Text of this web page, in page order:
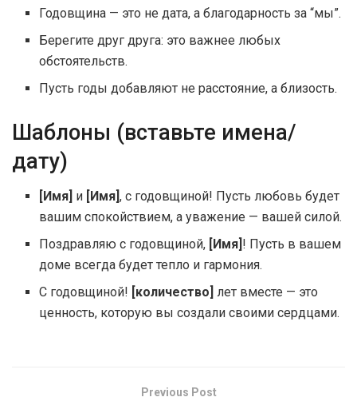
Годовщина — это не дата, а благодарность за “мы”.
Берегите друг друга: это важнее любых
обстоятельств.
Пусть годы добавляют не расстояние, а близость.
Шаблоны (вставьте имена/
дату)
[Имя] и [Имя], с годовщиной! Пусть любовь будет
вашим спокойствием, а уважение — вашей силой.
Поздравляю с годовщиной,
[Имя] ! Пусть в вашем
доме всегда будет тепло и гармония.
С годовщиной! [количество] лет вместе — это
ценность, которую вы создали своими сердцами.
Previous Post